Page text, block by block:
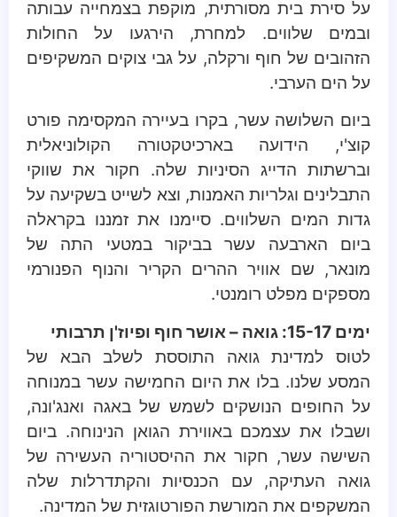
על סירת בית מסורתית, מוקפת בצמחייה עבותה
ובמים שלווים. למחרת, הירגעו על החולות
הזהובים של חוף ורקלה, על גבי צוקים המשקיפים
על הים הערבי.
ביום השלושה עשר, בקרו בעיירה המקסימה פורט
קוצ'י, הידועה בארכיטקטורה הקולוניאלית
וברשתות הדייג הסיניות שלה. חקור את שווקי
התבלינים וגלריות האמנות, וצא לשייט בשקיעה על
גדות המים השלווים. סיימנו את זמננו בקראלה
ביום הארבעה עשר בביקור במטעי התה של
מונאר, שם אוויר ההרים הקריר והנוף הפנורמי
מספקים מפלט רומנטי.
ימים 15-17: גואה – אושר חוף ופיוז'ן תרבותי
לטוס למדינת גואה התוססת לשלב הבא של
המסע שלנו. בלו את היום החמישה עשר במנוחה
על החופים הנושקים לשמש של באגה ואנג'ונה,
ושבלו את עצמכם באווירת הגואן הנינוחה. ביום
השישה עשר, חקור את ההיסטוריה העשירה של
גואה העתיקה, עם הכנסיות והקתדרלות שלה
המשקפים את המורשת הפורטוגזית של המדינה.